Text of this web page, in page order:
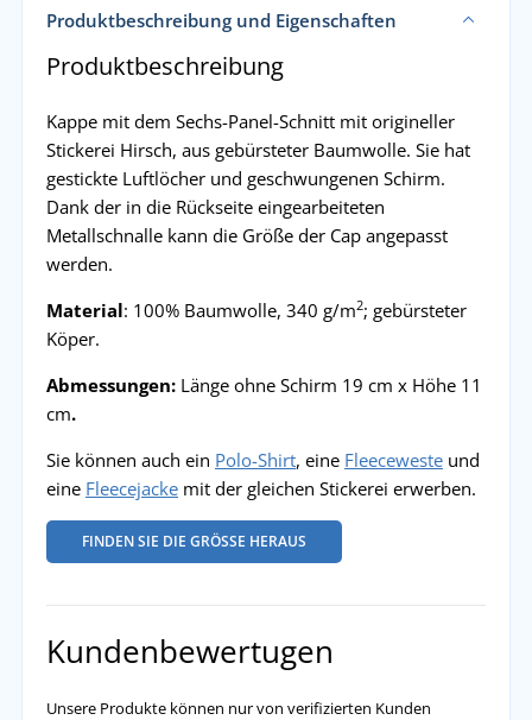
Produktbeschreibung und Eigenschaften
Produktbeschreibung
Kappe mit dem Sechs-Panel-Schnitt mit origineller
Stickerei Hirsch, aus gebürsteter Baumwolle. Sie hat
gestickte Luftlöcher und geschwungenen Schirm.
Dank der in die Rückseite eingearbeiteten
Metallschnalle kann die Größe der Cap angepasst
werden.
Material: 100% Baumwolle, 340 g/m2; gebürsteter
Köper.
Abmessungen:Länge ohne Schirm 19 cm x Höhe 11
cm.
Sie können auch ein Polo-Shirt, eine Fleecewesteund
eine Fleecejackemit der gleichen Stickerei erwerben.
FINDEN SIE DIE GRÖSSE HERAUS
Kundenbewertugen
Unsere Produkte können nur von verifizierten Kunden